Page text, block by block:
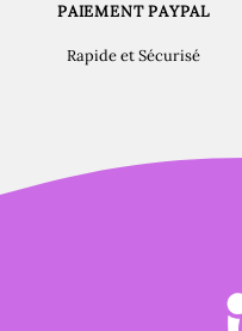
PAIEMENT PAYPAL
Rapide et Sécurisé